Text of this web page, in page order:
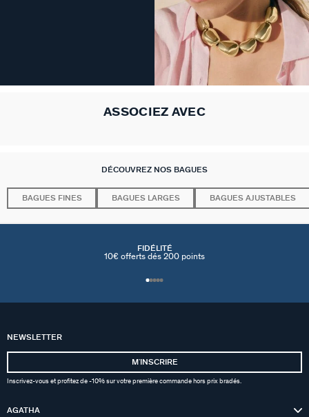
ASSOCIEZ AVEC
DÉCOUVREZ NOS BAGUES
BAGUES FINES BAGUES LARGES BAGUES AJUSTABLES
FIDÉLITÉ
10€ offerts dés 200 points
NEWSLETTER
MʼINSCRIRE
Inscrivez-vous et profitez de -10% sur votre première commande hors prix bradés.
AGATHA